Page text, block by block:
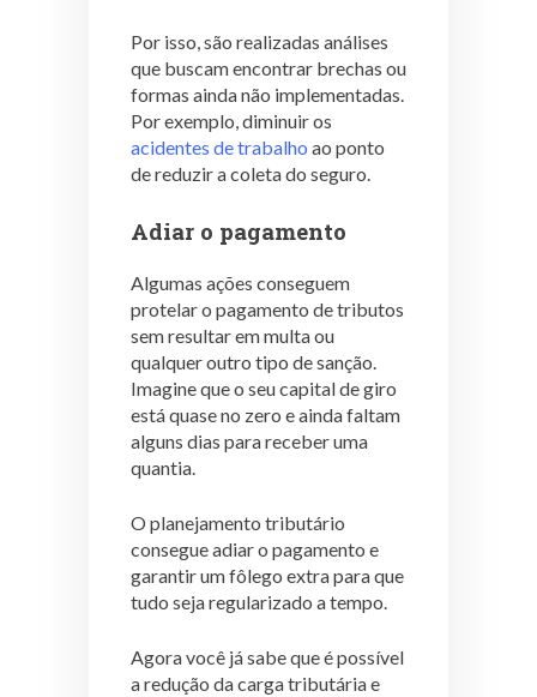
Por isso, são realizadas análises
que buscam encontrar brechas ou
formas ainda não implementadas.
Por exemplo, diminuir os
acidentes de trabalho ao ponto
de reduzir a coleta do seguro.
Adiar o pagamento
Algumas ações conseguem
protelar o pagamento de tributos
sem resultar em multa ou
qualquer outro tipo de sanção.
Imagine que o seu capital de giro
está quase no zero e ainda faltam
alguns dias para receber uma
quantia.
O planejamento tributário
consegue adiar o pagamento e
garantir um fôlego extra para que
tudo seja regularizado a tempo.
Agora você já sabe que é possível
a redução da carga tributária e